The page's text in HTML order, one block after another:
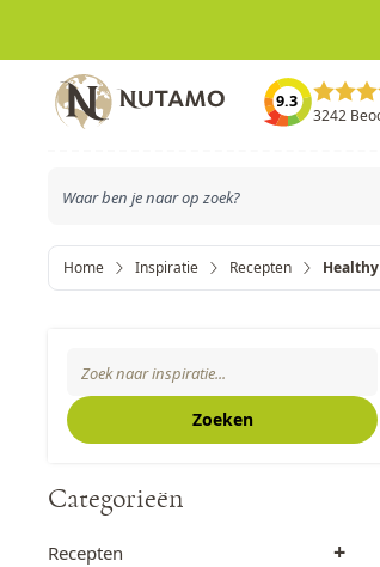
Ga naar de inhoud
9.3
3242
Home Inspiratie Recepten
Zoeken
Categorieën
Recepten +